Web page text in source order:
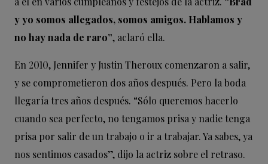
y yo somos allegados, somos amigos. Hablamos y
no hay nada de raro”, aclaró ella.
En 2010, Jennifer y Justin Theroux comenzaron a salir,
y se comprometieron dos años después. Pero la boda
llegaría tres años después. “Sólo queremos hacerlo
cuando sea perfecto, no tengamos prisa y nadie tenga
prisa por salir de un trabajo o ir a trabajar. Ya sabes, ya
nos sentimos casados”, dijo la actriz sobre el retraso.